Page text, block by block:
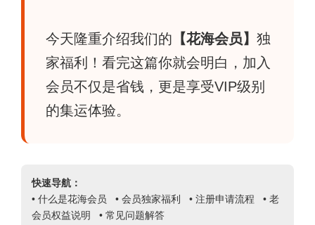
今天隆重介绍我们的 【花海会员】 独
家福利！看完这篇你就会明白，加入
会员不仅是省钱，更是享受VIP级别
的集运体验。
快速导航：
• 什么是花海会员 • 会员独家福利 • 注册申请流程 • 老
会员权益说明 • 常见问题解答